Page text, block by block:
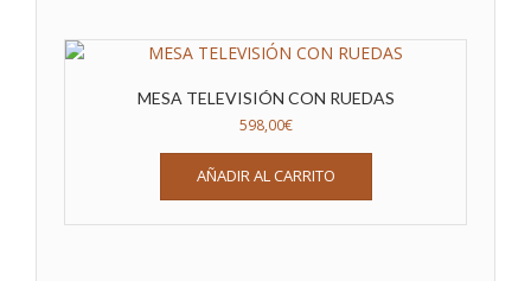
MESA TELEVISIÓN CON RUEDAS
598,00€
AÑADIR AL CARRITO